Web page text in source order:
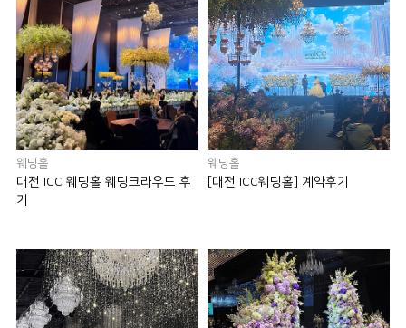
웨딩홀
대전 ICC 웨딩홀 웨딩크라우드 후
기
웨딩홀
[대전 ICC웨딩홀] 계약후기